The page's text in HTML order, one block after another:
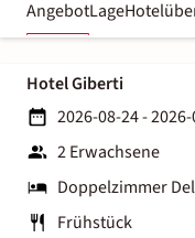
AngebotLage
Hotel Giberti
2026-08-24 -
2 Erwachsene
Doppelzimmer
Frühstück